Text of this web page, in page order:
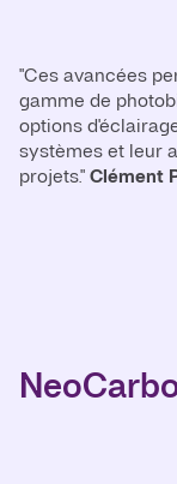
"Ces avancées
gamme de
options
systèmes et leur
projets."Clément